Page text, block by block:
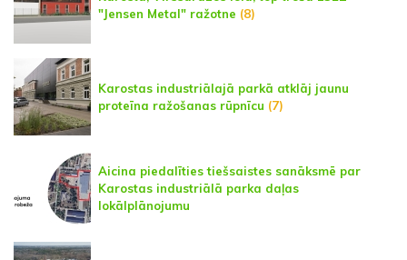
"Jensen Metal" ražotne (8)
Karostas industriālajā parkā atklāj jaunu
proteīna ražošanas rūpnīcu (7)
Aicina piedalīties tiešsaistes sanāksmē par
Karostas industriālā parka daļas
lokālplānojumu